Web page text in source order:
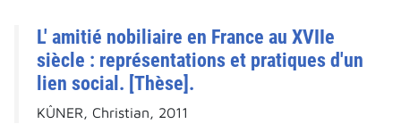
L' amitié nobiliaire en France au XVIIe
siècle : représentations et pratiques d'un
lien social. [Thèse].
KÛNER, Christian, 2011